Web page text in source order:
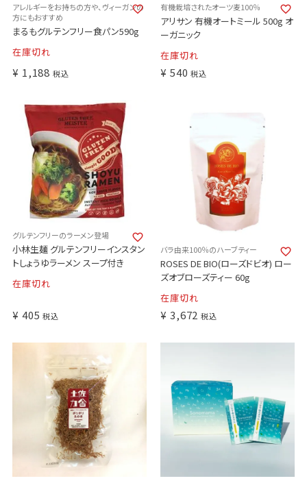
アレルギーをお持ちの方や、ヴィーガンの
方にもおすすめ
まるもグルテンフリー食パン590g
在庫切れ
¥ 1,188 税込
有機栽培されたオーツ麦100％
アリサン 有機オートミール 500g オ
ーガニック
在庫切れ
¥ 540 税込
グルテンフリーのラーメン登場
小林生麺 グルテンフリーインスタン
トしょうゆラーメン スープ付き
在庫切れ
¥ 405 税込
バラ由来100％のハーブティー
ROSES DE BIO(ローズドビオ) ロー
ズオブローズティー 60g
在庫切れ
¥ 3,672 税込